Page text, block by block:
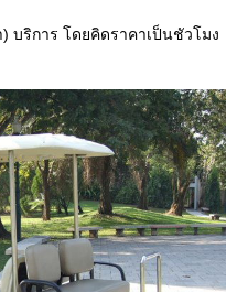
บริการ โดยคิดราคาเป็นชัวโมง